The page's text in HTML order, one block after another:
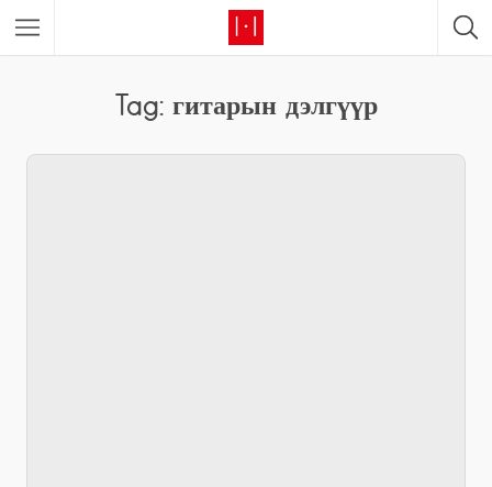
Tag: гитарын дэлгүүр